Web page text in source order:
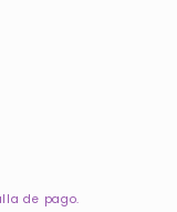
de pago.